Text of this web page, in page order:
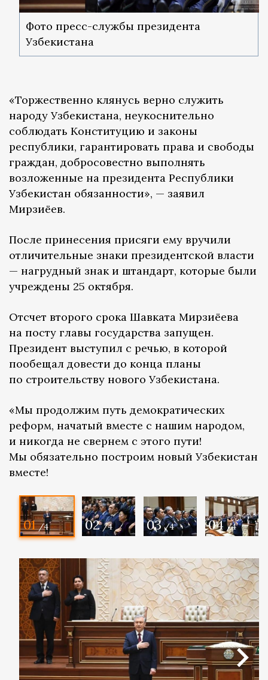
Фото пресс-службы президента
Узбекистана
«Торжественно клянусь верно служить
народу Узбекистана, неукоснительно
соблюдать Конституцию и законы
республики, гарантировать права и свободы
граждан, добросовестно выполнять
возложенные на президента Республики
Узбекистан обязанности», — заявил
Мирзиёев.
После принесения присяги ему вручили
отличительные знаки президентской власти
— нагрудный знак и штандарт, которые были
учреждены 25 октября.
Отсчет второго срока Шавката Мирзиёева
на посту главы государства запущен.
Президент выступил с речью, в которой
пообещал довести до конца планы
по строительству нового Узбекистана.
«Мы продолжим путь демократических
реформ, начатый вместе с нашим народом,
и никогда не свернем с этого пути!
Мы обязательно построим новый Узбекистан
вместе!
01 /4 02 /4 03 /4 04 /4